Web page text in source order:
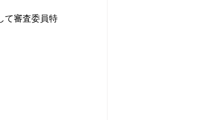
て審査委員特